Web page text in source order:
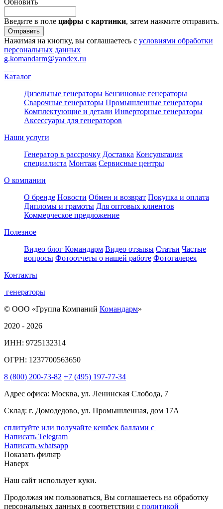
Обновить
Введите в поле цифры c картинки, затем нажмите отправить.
Отправить
Нажимая на кнопку, вы соглашаетесь с условиями обработки
персональных данных
g.komandarm@yandex.ru
Каталог
Дизельные генераторы Бензиновые генераторы
Сварочные генераторы Промышленные генераторы
Комплектующие и детали Инверторные генераторы
Аксессуары для генераторов
Наши услуги
Генератор в рассрочку Доставка Консультация
специалиста Монтаж Сервисные центры
О компании
О бренде Новости Обмен и возврат Покупка и оплата
Дипломы и грамоты Для оптовых клиентов
Коммерческое предложение
Полезное
Видео блог Командарм Видео отзывы Статьи Частые
вопросы Фотоотчеты о нашей работе Фотогалерея
Контакты
генераторы
© ООО «Группа Компаний Командарм»
2020 - 2026
ИНН: 9725132314
ОГРН: 1237700563650
8 (800) 200-73-82 +7 (495) 197-77-34
Адрес офиса: Москва, ул. Ленинская Слобода, 7
Склад: г. Домодедово, ул. Промышленная, дом 17А
сплитуйте или получайте кешбек баллами с
Написать Telegram
Написать whatsapp
Показать фильтр
Наверх
Наш сайт использует куки.
Продолжая им пользоваться, Вы соглашаетесь на обработку
персональных данных в соответствии с политикой